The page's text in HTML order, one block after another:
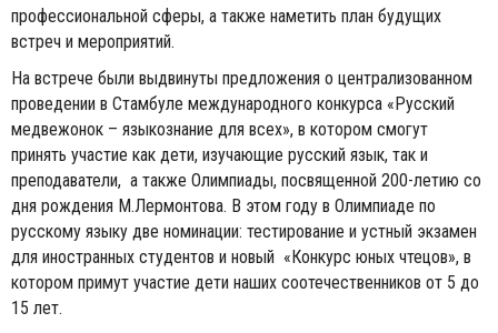
профессиональной сферы, а также наметить план будущих
встреч и мероприятий.
На встрече были выдвинуты предложения о централизованном
проведении в Стамбуле международного конкурса «Русский
медвежонок – языкознание для всех», в котором смогут
принять участие как дети, изучающие русский язык, так и
преподаватели, а также Олимпиады, посвященной 200-летию со
дня рождения М.Лермонтова. В этом году в Олимпиаде по
русскому языку две номинации: тестирование и устный экзамен
для иностранных студентов и новый «Конкурс юных чтецов», в
котором примут участие дети наших соотечественников от 5 до
15 лет.